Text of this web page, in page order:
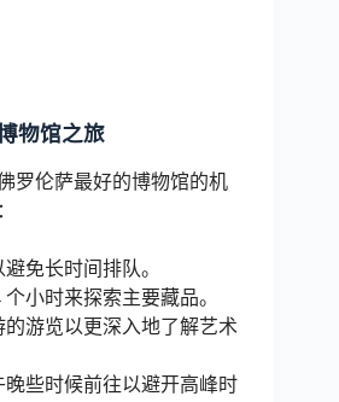
物馆之旅
罗伦萨最好的博物馆的机
免长时间排队。
小时来探索主要藏品。
游览以更深入地了解艺术
些时候前往以避开高峰时